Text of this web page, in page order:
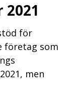
för
företag som
men